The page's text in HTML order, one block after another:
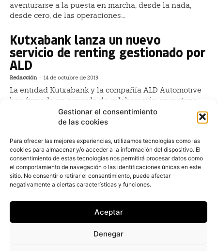
Gestionar el consentimiento
de las cookies
Para ofrecer las mejores experiencias, utilizamos tecnologías como las
cookies para almacenar y/o acceder a la información del dispositivo. El
consentimiento de estas tecnologías nos permitirá procesar datos como
el comportamiento de navegación o las identificaciones únicas en este
sitio. No consentir o retirar el consentimiento, puede afectar
negativamente a ciertas características y funciones.
Aceptar
Denegar
aventurarse a la puesta en marcha, desde la nada,
desde cero, de las operaciones...
Kutxabank lanza un nuevo
servicio de renting gestionado por
ALD
Redacción - 14 de octubre de 2019
La entidad Kutxabank y la compañía ALD Automotive
han firmado un acuerdo de colaboración en materia
de renting que contempla condiciones especiales
para los clientes del banco para obtener ventajas en
ALD Automotive analiza el futuro
del renting en el III Encuentro
LATAM
ALD Automotive ha celebrado el tercer encuentro
LATAM en Madrid, que reúne a líderes empresariales
y directivos de la compañía de renting y gestión de
flotas en América Latina y Europa. Esta nueva edición